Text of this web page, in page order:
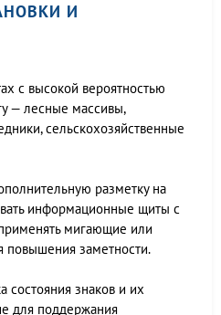
И
с высокой вероятностью
— лесные массивы,
сельскохозяйственные
разметку на
информационные щиты с
мигающие или
повышения заметности.
состояния знаков и их
для поддержания